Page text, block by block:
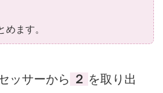
めます。
ッサーから ２ を取り出